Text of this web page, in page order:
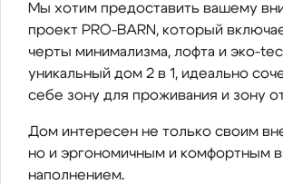
Мы хотим предоставить вашему
проект PRO-BARN, который
черты минимализма, лофта и эко-
уникальный дом 2 в 1, идеально
себе зону для проживания и зону
Дом интересен не только своим
но и эргономичным и комфортным
наполнением.